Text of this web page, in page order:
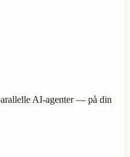
AI-agenter — på din